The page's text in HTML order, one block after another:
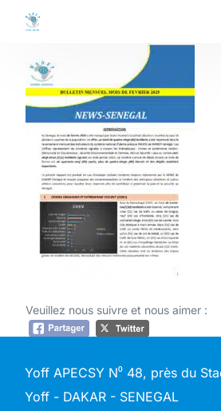
Veuillez nous suivre et nous aimer :
Yoff APECSY N⁰ 48, près du
Yoff - DAKAR - SENEGAL
A PROPOS
PROGRAMMES
PROJETS
ACTIVITES
MEDIATHEQUE